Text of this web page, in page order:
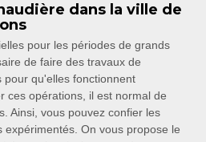
dans la ville de
pour les périodes de grands
de faire des travaux de
pour qu'elles fonctionnent
ces opérations, il est normal de
Ainsi, vous pouvez confier les
On vous propose le